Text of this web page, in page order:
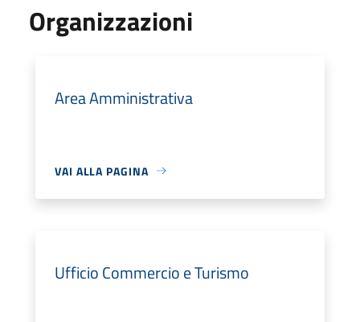
Organizzazioni
Area Amministrativa
VAI ALLA PAGINA
Ufficio Commercio e Turismo